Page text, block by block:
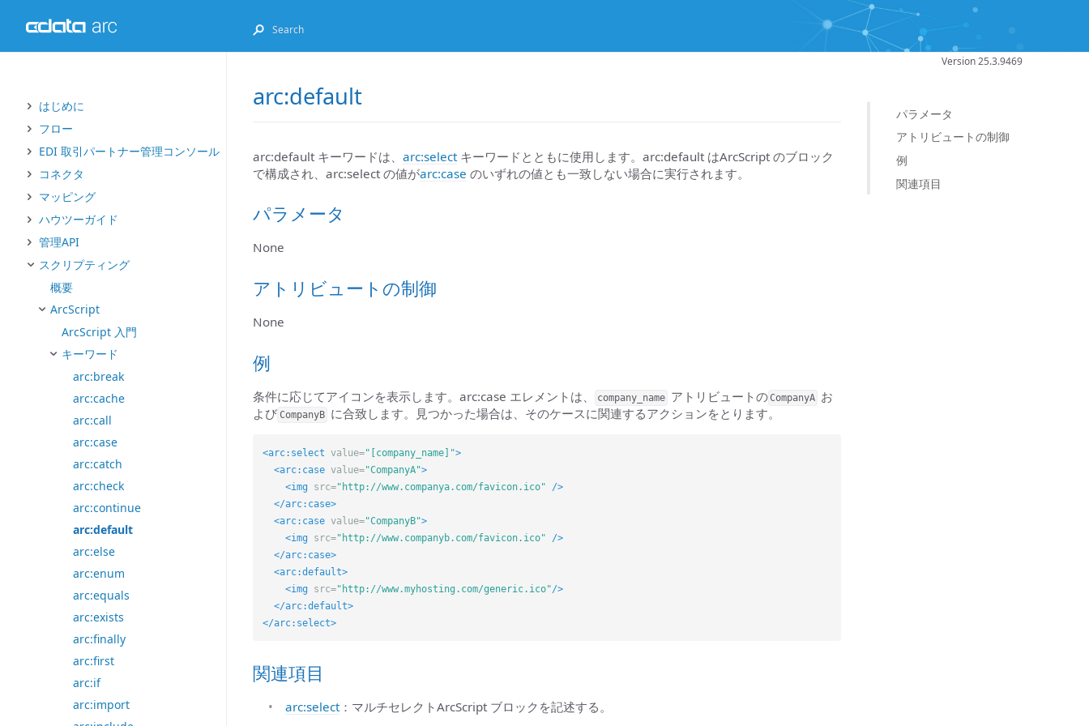
はじめに
フロー
EDI 取引パートナー管理コンソール
コネクタ
マッピング
ハウツーガイド
管理API
スクリプティング
概要
ArcScript
ArcScript 入門
キーワード
arc:break
arc:cache
arc:call
arc:case
arc:catch
arc:check
arc:continue
arc:default
arc:else
arc:enum
arc:equals
arc:exists
arc:finally
arc:first
arc:if
arc:import
Version 25.3.9469
パラメータ
アトリビュートの制御
例
関連項目
arc:default
arc:default キーワードは、 arc:select キーワードとともに使用します。arc:default はArcScript のブロック
で構成され、arc:select の値がarc:case のいずれの値とも一致しない場合に実行されます。
パラメータ
None
アトリビュートの制御
None
例
条件に応じてアイコンを表示します。arc:case エレメントは、 company_name アトリビュートのCompanyA お
よび CompanyB に合致します。見つかった場合は、そのケースに関連するアクションをとります。
<arc:select value="[company_name]">
<arc:case value="CompanyA">
<img
src="http://www.companya.com/favicon.ico"
/>
</arc:case>
<arc:case value="CompanyB">
<img
src="http://www.companyb.com/favicon.ico"
/>
</arc:case>
<arc:default>
<img
src="http://www.myhosting.com/generic.ico"/>
</arc:default>
</arc:select>
関連項目
arc:select ：マルチセレクトArcScript ブロックを記述する。